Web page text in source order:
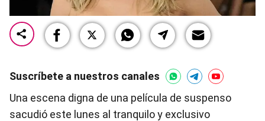
Suscríbete a nuestros canales
Una escena digna de una película de suspenso
sacudió este lunes al tranquilo y exclusivo